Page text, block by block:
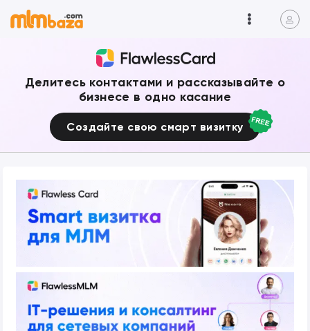
Делитесь контактами и рассказывайте о
бизнесе в одно касание
Создайте свою смарт визитку